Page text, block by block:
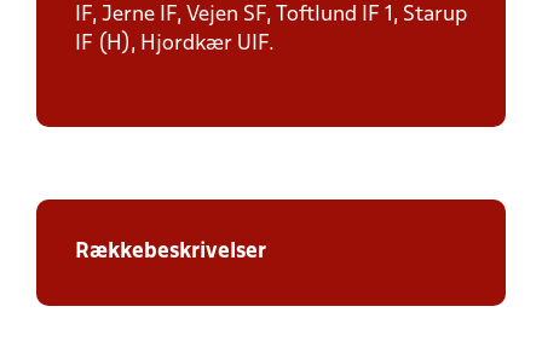
IF, Jerne IF, Vejen SF, Toftlund IF 1, Starup
IF (H), Hjordkær UIF.
Rækkebeskrivelser